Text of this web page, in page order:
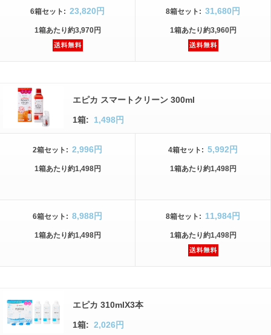
6箱セット : 23,820円
1箱あたり約3,970円
8箱セット : 31,680円
1箱あたり約3,960円
エピカ スマートクリーン 300ml
1箱: 1,498円
2箱セット : 2,996円
1箱あたり約1,498円
4箱セット : 5,992円
1箱あたり約1,498円
6箱セット : 8,988円
1箱あたり約1,498円
8箱セット : 11,984円
1箱あたり約1,498円
エピカ 310mlX3本
1箱: 2,026円